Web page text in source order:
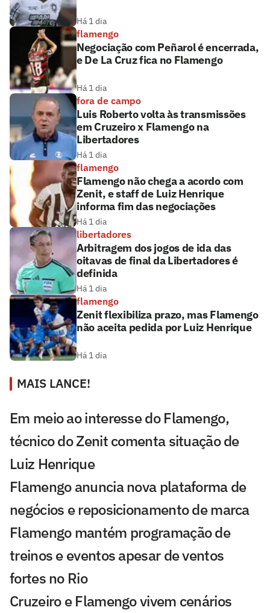
Há 1 dia
flamengo
Negociação com Peñarol é encerrada,
e De La Cruz fica no Flamengo
Há 1 dia
fora de campo
Luis Roberto volta às transmissões
em Cruzeiro x Flamengo na
Libertadores
Há 1 dia
flamengo
Flamengo não chega a acordo com
Zenit, e staff de Luiz Henrique
informa fim das negociações
Há 1 dia
libertadores
Arbitragem dos jogos de ida das
oitavas de final da Libertadores é
definida
Há 1 dia
flamengo
Zenit flexibiliza prazo, mas Flamengo
não aceita pedida por Luiz Henrique
Há 1 dia
MAIS LANCE!
Em meio ao interesse do Flamengo,
técnico do Zenit comenta situação de
Luiz Henrique
Flamengo anuncia nova plataforma de
negócios e reposicionamento de marca
Flamengo mantém programação de
treinos e eventos apesar de ventos
fortes no Rio
Cruzeiro e Flamengo vivem cenários